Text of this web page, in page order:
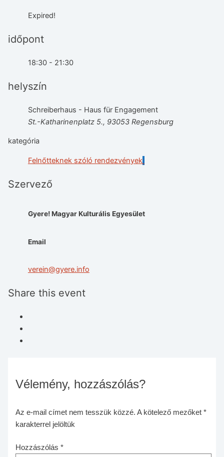
Expired!
időpont
18:30 - 21:30
helyszín
Schreiberhaus - Haus für Engagement
St.-Katharinenplatz 5., 93053 Regensburg
kategória
Felnőtteknek szóló rendezvények
Szervező
Gyere! Magyar Kulturális Egyesület
Email
verein@gyere.info
Share this event
Vélemény, hozzászólás?
Az e-mail címet nem tesszük közzé. A kötelező mezőket *
karakterrel jelöltük
Hozzászólás *